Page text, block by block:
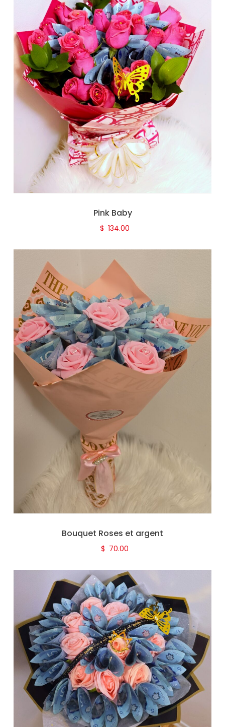
Pink Baby
$ 134.00
Bouquet Roses et argent
$ 70.00